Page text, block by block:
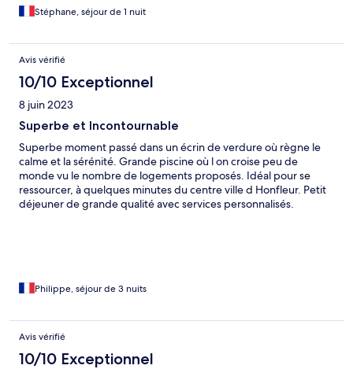
Stéphane, séjour de 1 nuit
Avis vérifié
10/10 Exceptionnel
8 juin 2023
Superbe et Incontournable
Superbe moment passé dans un écrin de verdure où règne le
calme et la sérénité. Grande piscine où l on croise peu de
monde vu le nombre de logements proposés. Idéal pour se
ressourcer, à quelques minutes du centre ville d Honfleur. Petit
déjeuner de grande qualité avec services personnalisés.
Philippe, séjour de 3 nuits
Avis vérifié
10/10 Exceptionnel